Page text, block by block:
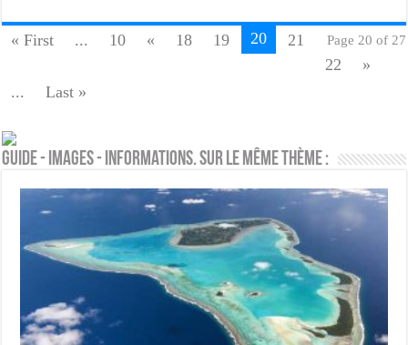
Page 20 of 27
« First ... 10 « 18 19 20
21
22
»
...
Last »
Guide - Images - Informations. Sur le même thème :